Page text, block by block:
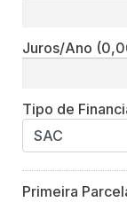
Juros/Ano
Tipo de
SAC
Primeira